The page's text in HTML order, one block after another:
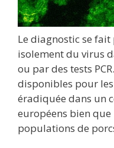
Le diagnostic se
isolement du virus
ou par des tests
disponibles pour les
éradiquée dans un
européens bien que
populations de